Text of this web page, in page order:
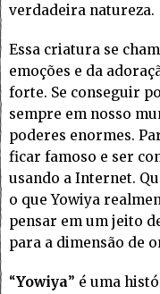
verdadeira natureza.
Essa criatura se
emoções e da
forte. Se conseguir
sempre em nosso
poderes enormes.
ficar famoso e ser
usando a Internet.
o que Yowiya
pensar em um jeito
para a dimensão de
“Yowiya” é uma